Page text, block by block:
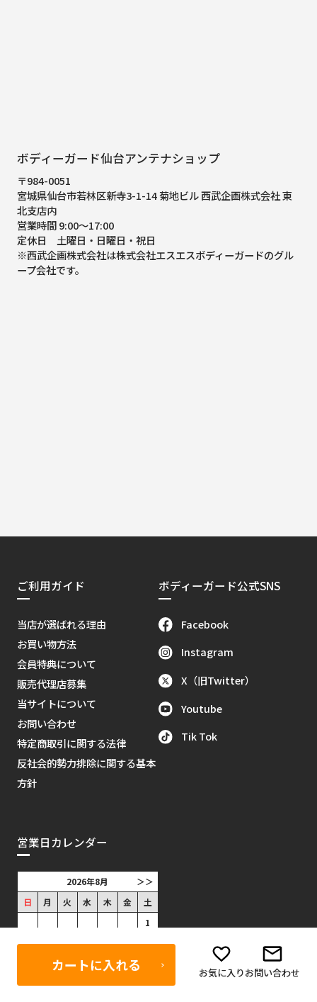
カートに入れる お気に入りお問い合わせ
ボディーガード仙台アンテナショップ
〒984-0051
宮城県仙台市若林区新寺3-1-14 菊地ビル 西武企画株式会社 東
北支店内
営業時間 9:00～17:00
定休日 土曜日・日曜日・祝日
※西武企画株式会社は株式会社エスエスボディーガードのグル
ープ会社です。
ご利用ガイド
当店が選ばれる理由
お買い物方法
会員特典について
販売代理店募集
当サイトについて
お問い合わせ
特定商取引に関する法律
反社会的勢力排除に関する基本
方針
ボディーガード公式SNS
Facebook
Instagram
X（旧Twitter）
Youtube
Tik Tok
営業日カレンダー
＞＞
2026年8月
日
月 火 水 木 金
土
1
2
3 4 5 6 7
8
11 12 13 14
16
17 18 19 20 21
22